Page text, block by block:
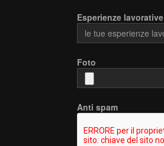
Esperienze lavorative
Foto
Anti spam